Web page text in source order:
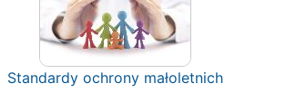
Standardy ochrony małoletnich